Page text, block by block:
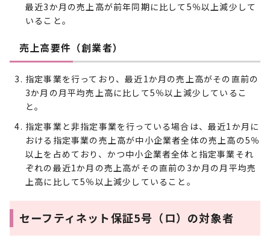
最近3か月の売上高が前年同期に比して5％以上減少して
いること。
売上高要件（創業者）
指定事業を行っており、最近1か月の売上高がその直前の
3か月の月平均売上高に比して5％以上減少しているこ
と。
指定事業と非指定事業を行っている場合は、最近1か月に
おける指定事業の売上高が中小企業者全体の売上高の5％
以上を占めており、かつ中小企業者全体と指定事業それ
ぞれの最近1か月の売上高がその直前の3か月の月平均売
上高に比して5％以上減少していること。
セーフティネット保証5号（ロ）の対象者